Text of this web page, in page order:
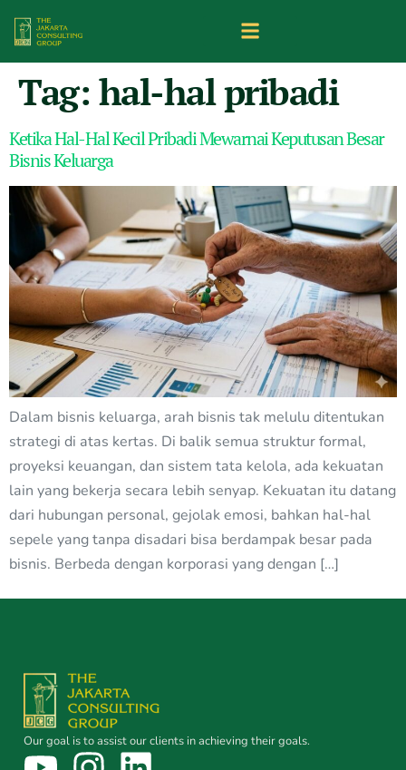
Tag: hal-hal pribadi
Ketika Hal-Hal Kecil Pribadi Mewarnai Keputusan Besar
Bisnis Keluarga
Dalam bisnis keluarga, arah bisnis tak melulu ditentukan
strategi di atas kertas. Di balik semua struktur formal,
proyeksi keuangan, dan sistem tata kelola, ada kekuatan
lain yang bekerja secara lebih senyap. Kekuatan itu datang
dari hubungan personal, gejolak emosi, bahkan hal-hal
sepele yang tanpa disadari bisa berdampak besar pada
bisnis. Berbeda dengan korporasi yang dengan […]
Our goal is to assist our clients in achieving their goals.